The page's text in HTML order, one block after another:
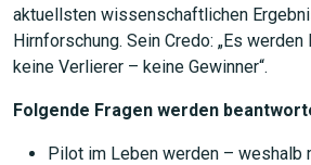
aktuellsten wissenschaftlichen
Hirnforschung. Sein Credo: „Es
keine Verlierer – keine Gewinner“.
Folgende Fragen werden
Pilot im Leben werden – weshalb